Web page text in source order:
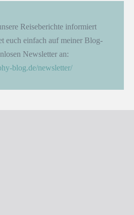
Reiseberichte informiert
euch einfach auf meiner Blog-
Newsletter an:
blog.de/newsletter/